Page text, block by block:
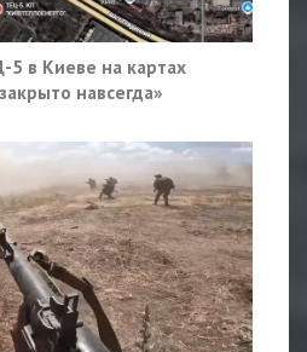
5 в Киеве на картах
навсегда»